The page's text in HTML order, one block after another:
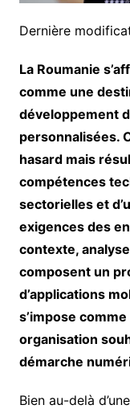
Dernière
La Roumanie
comme une
développement
personnalisées.
hasard mais
compétences
sectorielles et
exigences des
contexte,
composent un
d’applications
s’impose
organisation
démarche
Bien au-delà